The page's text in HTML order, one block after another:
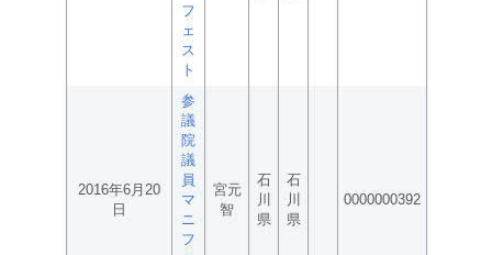
フ
ェ
ス
ト
2016年6月20
日
参
議
院
議
員
マ
ニ
フ
宮元
智
石
川
県
石
川
県
0000000392